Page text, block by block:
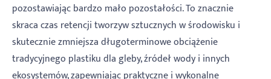
pozostawiając bardzo mało pozostałości. To znacznie
skraca czas retencji tworzyw sztucznych w środowisku i
skutecznie zmniejsza długoterminowe obciążenie
tradycyjnego plastiku dla gleby, źródeł wody i innych
ekosystemów, zapewniając praktyczne i wykonalne